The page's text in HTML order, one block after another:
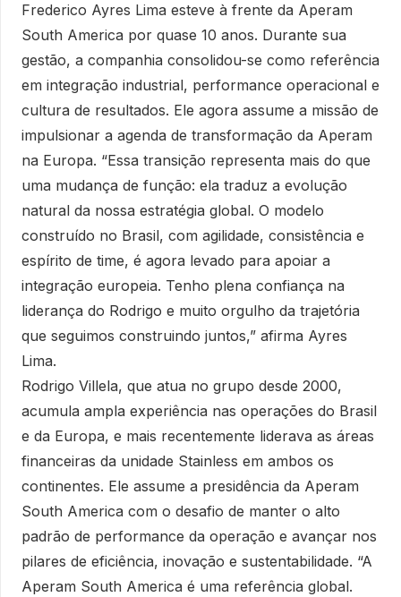
Frederico Ayres Lima esteve à frente da Aperam
South America por quase 10 anos. Durante sua
gestão, a companhia consolidou-se como referência
em integração industrial, performance operacional e
cultura de resultados. Ele agora assume a missão de
impulsionar a agenda de transformação da Aperam
na Europa. “Essa transição representa mais do que
uma mudança de função: ela traduz a evolução
natural da nossa estratégia global. O modelo
construído no Brasil, com agilidade, consistência e
espírito de time, é agora levado para apoiar a
integração europeia. Tenho plena confiança na
liderança do Rodrigo e muito orgulho da trajetória
que seguimos construindo juntos,” afirma Ayres
Lima.
Rodrigo Villela, que atua no grupo desde 2000,
acumula ampla experiência nas operações do Brasil
e da Europa, e mais recentemente liderava as áreas
financeiras da unidade Stainless em ambos os
continentes. Ele assume a presidência da Aperam
South America com o desafio de manter o alto
padrão de performance da operação e avançar nos
pilares de eficiência, inovação e sustentabilidade. “A
Aperam South America é uma referência global.